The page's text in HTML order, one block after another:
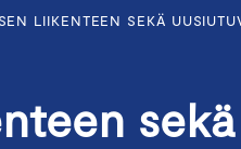
LIIKENTEEN SEKÄ
sekä